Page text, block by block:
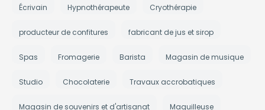
Écrivain Hypnothérapeute Cryothérapie
producteur de confitures fabricant de jus et sirop
Spas Fromagerie Barista Magasin de musique
Studio Chocolaterie Travaux accrobatiques
Magasin de souvenirs et d'artisanat Maquilleuse